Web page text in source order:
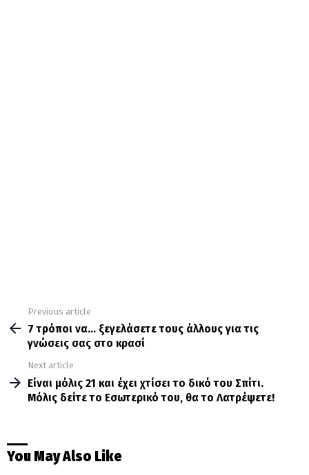
more
Previous article
7 τρόποι να… ξεγελάσετε τους άλλους για τις
γνώσεις σας στο κρασί
Next article
Είναι μόλις 21 και έχει χτίσει το δικό του Σπίτι.
Μόλις δείτε το Εσωτερικό του, θα το Λατρέψετε!
You May Also Like